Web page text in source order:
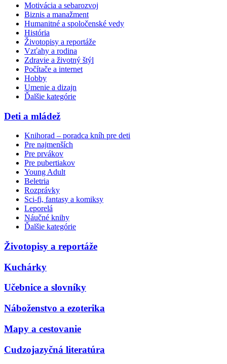
Motivácia a sebarozvoj
Biznis a manažment
Humanitné a spoločenské vedy
História
Životopisy a reportáže
Vzťahy a rodina
Zdravie a životný štýl
Počítače a internet
Hobby
Umenie a dizajn
Ďalšie kategórie
Deti a mládež
Knihorad – poradca kníh pre deti
Pre najmenších
Pre prvákov
Pre pubertiakov
Young Adult
Beletria
Rozprávky
Sci-fi, fantasy a komiksy
Leporelá
Náučné knihy
Ďalšie kategórie
Životopisy a reportáže
Kuchárky
Učebnice a slovníky
Náboženstvo a ezoterika
Mapy a cestovanie
Cudzojazyčná literatúra